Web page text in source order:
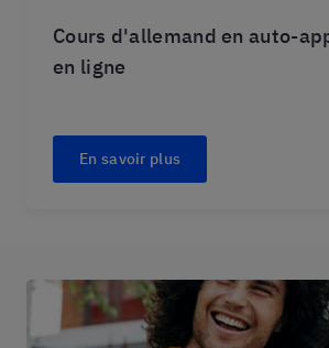
Cours d'allemand en auto-
en ligne
En savoir plus